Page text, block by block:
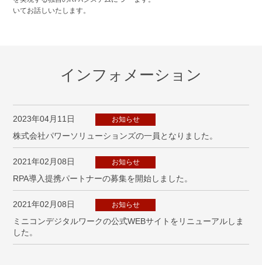
いてお話しいたします。
インフォメーション
2023年04月11日 お知らせ
株式会社パワーソリューションズの一員となりました。
2021年02月08日 お知らせ
RPA導入提携パートナーの募集を開始しました。
2021年02月08日 お知らせ
ミニコンデジタルワークの公式WEBサイトをリニューアルしま
した。